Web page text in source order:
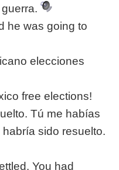
guerra.
he was going to
elecciones
free elections!
Tú me habías
sido resuelto.
You had